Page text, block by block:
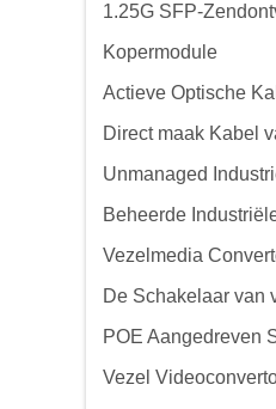
1.25G SFP-
Kopermodule
Actieve Optische
Direct maak Kabel
Unmanaged
Beheerde
Vezelmedia
De Schakelaar van
POE Aangedreven
Vezel